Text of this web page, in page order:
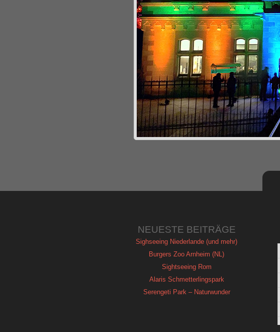
NEUESTE BEITRÄGE
Sighseeing Niederlande (und mehr)
Burgers Zoo Arnheim (NL)
Sightseeing Rom
Alaris Schmetterlingspark
Serengeti Park – Naturwunder